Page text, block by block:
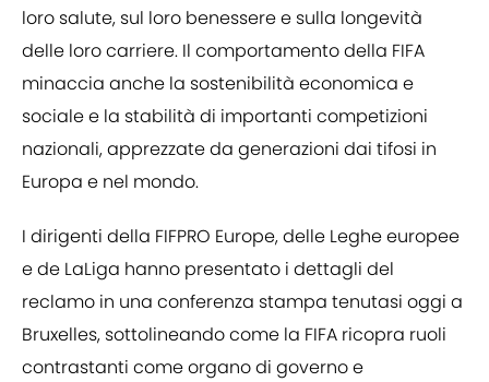
loro salute, sul loro benessere e sulla longevità
delle loro carriere. Il comportamento della FIFA
minaccia anche la sostenibilità economica e
sociale e la stabilità di importanti competizioni
nazionali, apprezzate da generazioni dai tifosi in
Europa e nel mondo.
I dirigenti della FIFPRO Europe, delle Leghe europee
e de LaLiga hanno presentato i dettagli del
reclamo in una conferenza stampa tenutasi oggi a
Bruxelles, sottolineando come la FIFA ricopra ruoli
contrastanti come organo di governo e